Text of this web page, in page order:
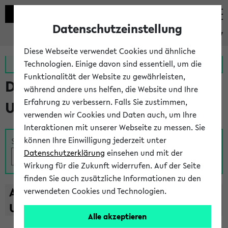
eKVV
Zur MeineUni App Zum MeineUni Portal
Das Lehrangebot der
Universität Bielefeld
Suche
A B C D E F G H I J K L M N O
U
V W X Y
Z
Datenschutzeinstellung
Diese Webseite verwendet Cookies und ähnliche
Technologien. Einige davon sind essentiell, um die
Funktionalität der Website zu gewährleisten,
während andere uns helfen, die Website und Ihre
Erfahrung zu verbessern. Falls Sie zustimmen,
verwenden wir Cookies und Daten auch, um Ihre
Interaktionen mit unserer Webseite zu messen. Sie
können Ihre Einwilligung jederzeit unter
Datenschutzerklärung einsehen und mit der
Wirkung für die Zukunft widerrufen. Auf der Seite
finden Sie auch zusätzliche Informationen zu den
verwendeten Cookies und Technologien.
Alle akzeptieren